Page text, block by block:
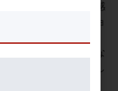
年の国立アレルギー感
語調。趣味は毎朝ジョ
「第二波来襲は疑いな
め役に廻っていまし